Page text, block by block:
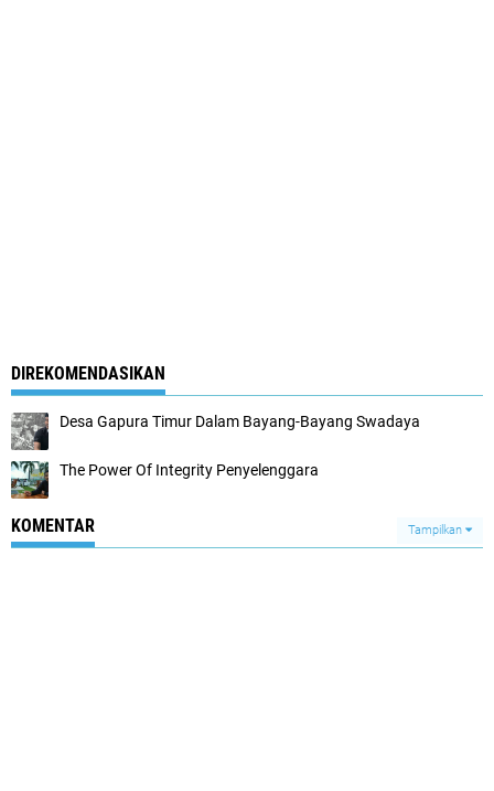
DIREKOMENDASIKAN
Desa Gapura Timur Dalam Bayang-Bayang Swadaya
The Power Of Integrity Penyelenggara
KOMENTAR Tampilkan